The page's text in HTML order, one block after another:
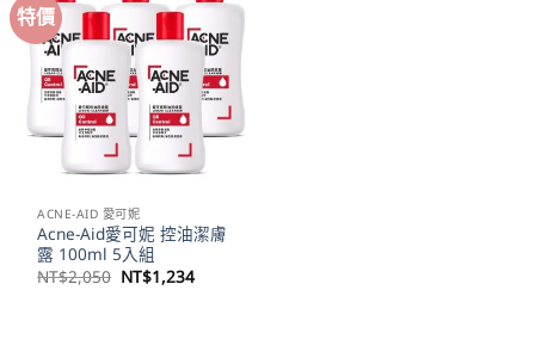
特價
ACNE-AID 愛可妮
Acne-Aid愛可妮 控油潔膚
露 100ml 5入組
NT$2,050 原
始
NT$1,234目